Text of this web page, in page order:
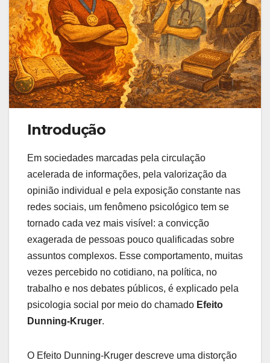
Introdução
Em sociedades marcadas pela circulação
acelerada de informações, pela valorização da
opinião individual e pela exposição constante nas
redes sociais, um fenômeno psicológico tem se
tornado cada vez mais visível: a convicção
exagerada de pessoas pouco qualificadas sobre
assuntos complexos. Esse comportamento, muitas
vezes percebido no cotidiano, na política, no
trabalho e nos debates públicos, é explicado pela
psicologia social por meio do chamado Efeito
Dunning-Kruger.
O Efeito Dunning-Kruger descreve uma distorção